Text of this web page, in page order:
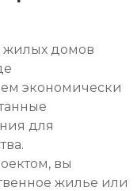
жилых домов
экономически
для
вы
жилье или